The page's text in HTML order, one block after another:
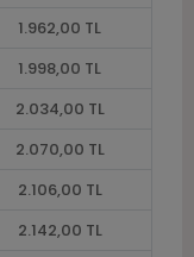
1.962,00 TL
1.998,00 TL
2.034,00 TL
2.070,00 TL
2.106,00 TL
2.142,00 TL